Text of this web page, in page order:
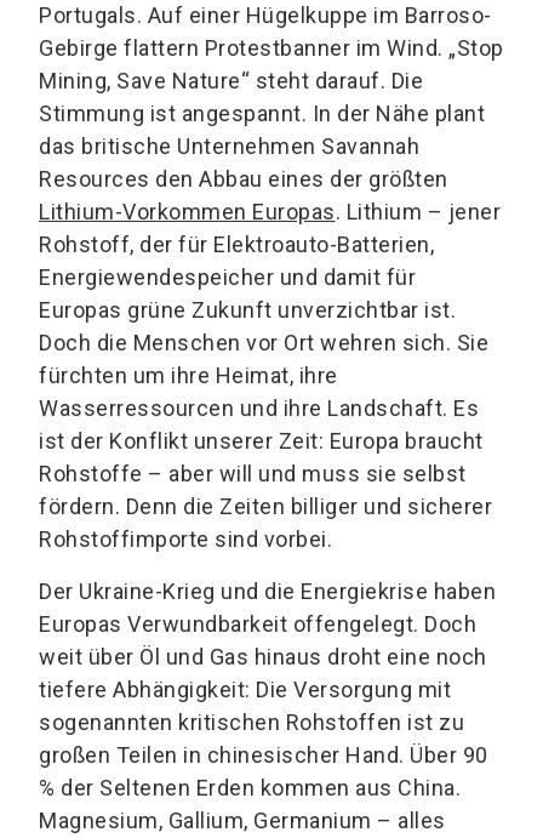
Portugals. Auf einer Hügelkuppe im Barroso-
Gebirge flattern Protestbanner im Wind. „Stop
Mining, Save Nature“ steht darauf. Die
Stimmung ist angespannt. In der Nähe plant
das britische Unternehmen Savannah
Resources den Abbau eines der größten
Lithium-Vorkommen Europas. Lithium – jener
Rohstoff, der für Elektroauto-Batterien,
Energiewendespeicher und damit für
Europas grüne Zukunft unverzichtbar ist.
Doch die Menschen vor Ort wehren sich. Sie
fürchten um ihre Heimat, ihre
Wasserressourcen und ihre Landschaft. Es
ist der Konflikt unserer Zeit: Europa braucht
Rohstoffe – aber will und muss sie selbst
fördern. Denn die Zeiten billiger und sicherer
Rohstoffimporte sind vorbei.
Der Ukraine-Krieg und die Energiekrise haben
Europas Verwundbarkeit offengelegt. Doch
weit über Öl und Gas hinaus droht eine noch
tiefere Abhängigkeit: Die Versorgung mit
sogenannten kritischen Rohstoffen ist zu
großen Teilen in chinesischer Hand. Über 90
% der Seltenen Erden kommen aus China.
Magnesium, Gallium, Germanium – alles